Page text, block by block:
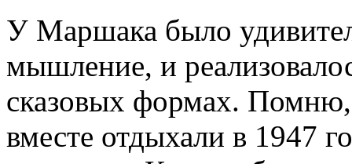
У Маршака было
мышление, и
сказовых формах.
вместе отдыхали в 1947